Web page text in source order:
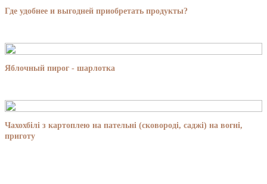
Где удобнее и выгодней приобретать продукты?
Яблочный пирог - шарлотка
Чахохбілі з картоплею на пательні (сковороді, саджі) на вогні,
приготу